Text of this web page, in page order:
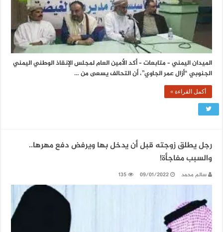
الميدان اليمني – متابعات – أكد الأمين العام لمجلس الإنقاذ الوطني اليمني
الجنوبي “أزال عمر الجاوي”، أن التحالف يسعى من …
أكمل القراءة »
رجل يطلق زوجته قبل أن يدخل بها ويرفض دفع مهرها..
والسبب مفاجأة!
سالم محمد 09/01/2022
135